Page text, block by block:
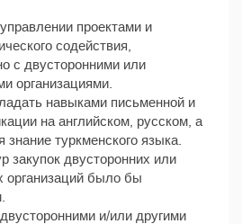
проектами и
содействия,
с двусторонними или
организациями.
навыками письменной и
на английском, русском, а
знание туркменского языка.
закупок двусторонних или
организаций было бы
и/или другими